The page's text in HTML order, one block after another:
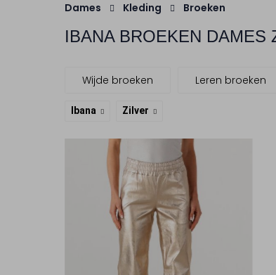
Dames Kleding Broeken
IBANABROEKEN DAMES
Wijde broeken Leren broeken
Ibana Zilver